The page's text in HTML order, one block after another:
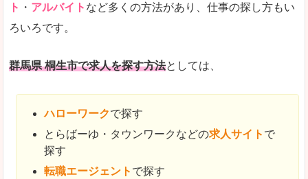
ト ・ アルバイト など多くの方法があり、仕事の探し方もい
ろいろです。
群馬県 桐生市で求人を探す方法としては、
ハローワークで探す
とらばーゆ・タウンワークなどの求人サイト で
探す
転職エージェント で探す